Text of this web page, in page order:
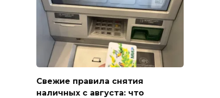
Свежие правила снятия
наличных с августа: что